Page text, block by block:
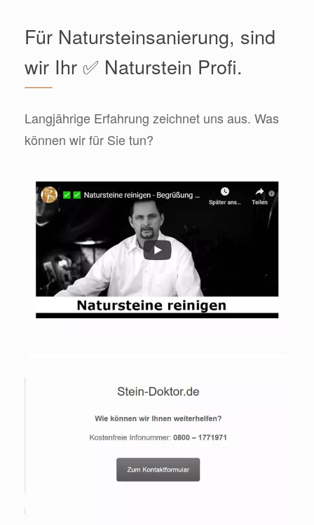
Für Natursteinsanierung, sind
wir Ihr ✅ Naturstein Profi.
Langjährige Erfahrung zeichnet uns aus. Was
können wir für Sie tun?